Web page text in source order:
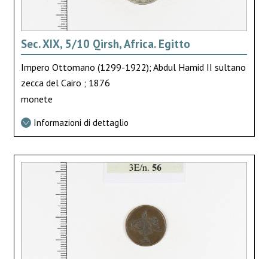
Sec. XIX, 5/10 Qirsh, Africa. Egitto
Impero Ottomano (1299-1922); Abdul Hamid II sultano
zecca del Cairo ; 1876
monete
Informazioni di dettaglio